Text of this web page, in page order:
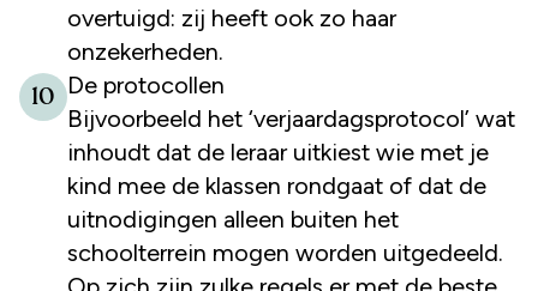
overtuigd: zij heeft ook zo haar
onzekerheden.
10
De protocollen
Bijvoorbeeld het ‘verjaardagsprotocol’ wat
inhoudt dat de leraar uitkiest wie met je
kind mee de klassen rondgaat of dat de
uitnodigingen alleen buiten het
schoolterrein mogen worden uitgedeeld.